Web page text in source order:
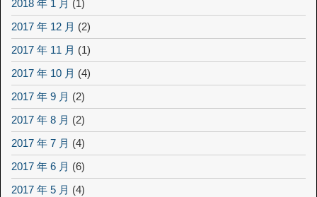
2018 年 1 月 (1)
2017 年 12 月 (2)
2017 年 11 月 (1)
2017 年 10 月 (4)
2017 年 9 月 (2)
2017 年 8 月 (2)
2017 年 7 月 (4)
2017 年 6 月 (6)
2017 年 5 月 (4)